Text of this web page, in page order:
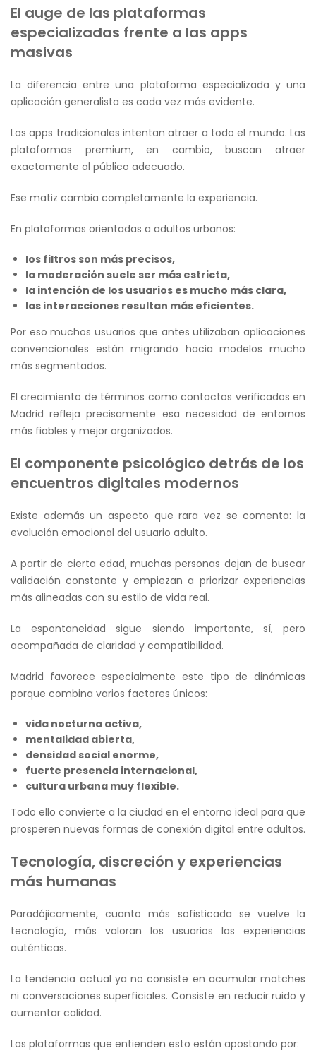
El auge de las plataformas
especializadas frente a las apps
masivas
La diferencia entre una plataforma especializada y una
aplicación generalista es cada vez más evidente.
Las apps tradicionales intentan atraer a todo el mundo. Las
plataformas premium, en cambio, buscan atraer
exactamente al público adecuado.
Ese matiz cambia completamente la experiencia.
En plataformas orientadas a adultos urbanos:
los filtros son más precisos,
la moderación suele ser más estricta,
la intención de los usuarios es mucho más clara,
las interacciones resultan más eficientes.
Por eso muchos usuarios que antes utilizaban aplicaciones
convencionales están migrando hacia modelos mucho
más segmentados.
El crecimiento de términos como contactos verificados en
Madrid refleja precisamente esa necesidad de entornos
más fiables y mejor organizados.
El componente psicológico detrás de los
encuentros digitales modernos
Existe además un aspecto que rara vez se comenta: la
evolución emocional del usuario adulto.
A partir de cierta edad, muchas personas dejan de buscar
validación constante y empiezan a priorizar experiencias
más alineadas con su estilo de vida real.
La espontaneidad sigue siendo importante, sí, pero
acompañada de claridad y compatibilidad.
Madrid favorece especialmente este tipo de dinámicas
porque combina varios factores únicos:
vida nocturna activa,
mentalidad abierta,
densidad social enorme,
fuerte presencia internacional,
cultura urbana muy flexible.
Todo ello convierte a la ciudad en el entorno ideal para que
prosperen nuevas formas de conexión digital entre adultos.
Tecnología, discreción y experiencias
más humanas
Paradójicamente, cuanto más sofisticada se vuelve la
tecnología, más valoran los usuarios las experiencias
auténticas.
La tendencia actual ya no consiste en acumular matches
ni conversaciones superficiales. Consiste en reducir ruido y
aumentar calidad.
Las plataformas que entienden esto están apostando por: